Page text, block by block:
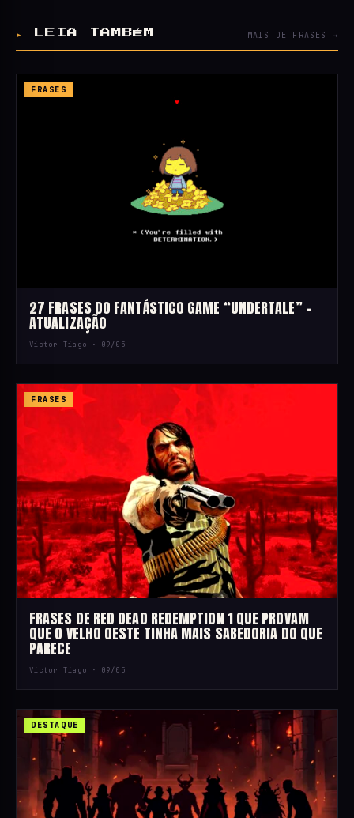
▸ LEIA TAMBÉM MAIS DE FRASES →
FRASES
27 FRASES DO FANTÁSTICO GAME “UNDERTALE” –
ATUALIZAÇÃO
Victor Tiago · 09/05
FRASES
FRASES DE RED DEAD REDEMPTION 1 QUE PROVAM
QUE O VELHO OESTE TINHA MAIS SABEDORIA DO QUE
PARECE
Victor Tiago · 09/05
DESTAQUE